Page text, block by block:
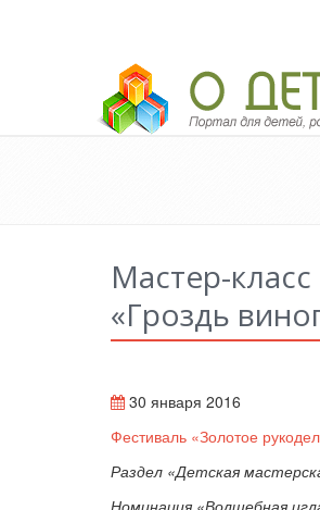
Педагогический портал «О
Мастер-
«Гроздь
30 января 2016
Фестиваль «Золотое
Раздел «Детская
Номинация «Волшебная